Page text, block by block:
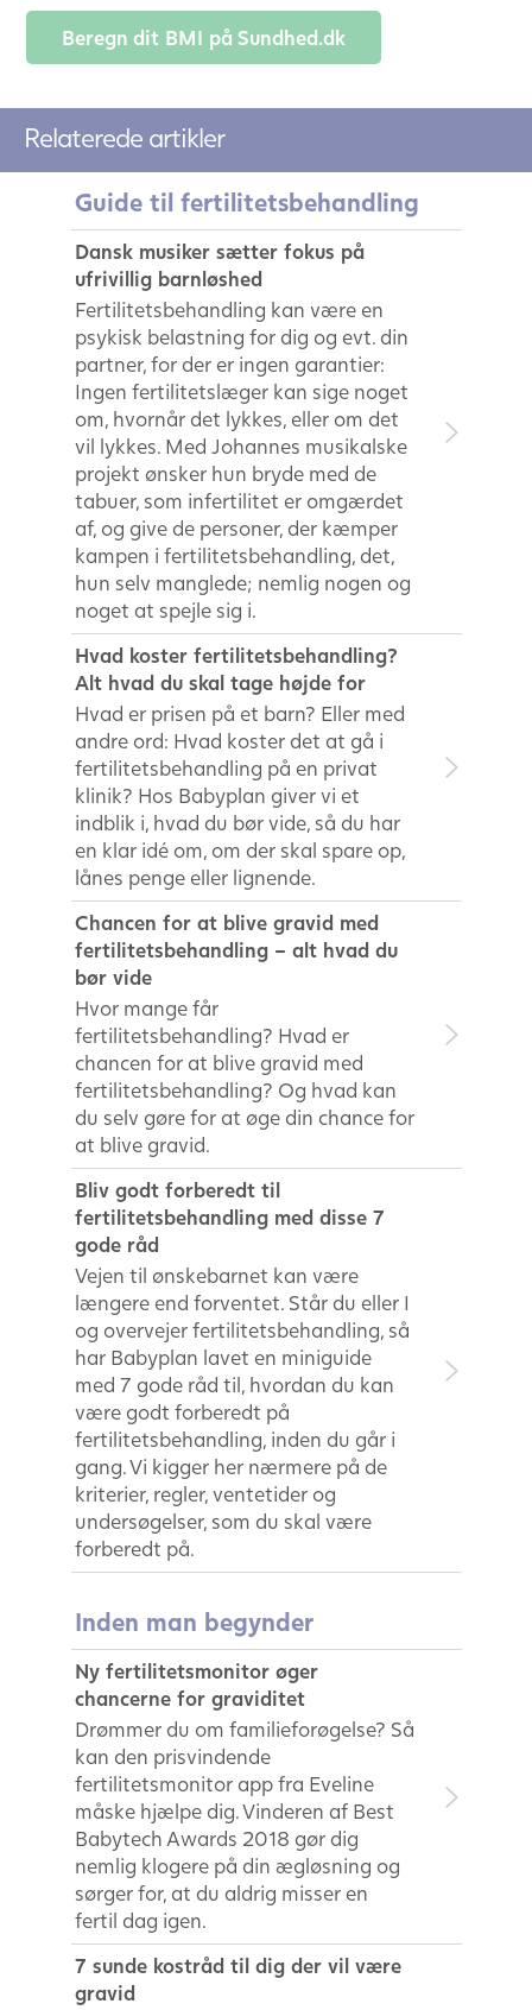
Beregn dit BMI på Sundhed.d​k​
Relaterede artikler
Guide til fertilitetsbehandling
Dansk musiker sætter fokus på
ufrivillig barnløshed
Fertilitetsbehandling kan være en
psykisk belastning for dig og evt. din
partner, for der er ingen garantier:
Ingen fertilitetslæger kan sige noget
om, hvornår det lykkes, eller om det
vil lykkes. Med Johannes musikalske
projekt ønsker hun bryde med de
tabuer, som infertilitet er omgærdet
af, og give de personer, der kæmper
kampen i fertilitetsbehandling, det,
hun selv manglede; nemlig nogen og
noget at spejle sig i.
Hvad koster fertilitetsbehandling?
Alt hvad du skal tage højde for
Hvad er prisen på et barn? Eller med
andre ord: Hvad koster det at gå i
fertilitetsbehandling på en privat
klinik? Hos Babyplan giver vi et
indblik i, hvad du bør vide, så du har
en klar idé om, om der skal spare op,
lånes penge eller lignende.
Chancen for at blive gravid med
fertilitetsbehandling – alt hvad du
bør vide
Hvor mange får
fertilitetsbehandling? Hvad er
chancen for at blive gravid med
fertilitetsbehandling? Og hvad kan
du selv gøre for at øge din chance for
at blive gravid.
Bliv godt forberedt til
fertilitetsbehandling med disse 7
gode råd
Vejen til ønskebarnet kan være
længere end forventet. Står du eller I
og overvejer fertilitetsbehandling, så
har Babyplan lavet en miniguide
med 7 gode råd til, hvordan du kan
være godt forberedt på
fertilitetsbehandling, inden du går i
gang. Vi kigger her nærmere på de
kriterier, regler, ventetider og
undersøgelser, som du skal være
forberedt på.
Inden man begynder
Ny fertilitetsmonitor øger
chancerne for graviditet
Drømmer du om familieforøgelse? Så
kan den prisvindende
fertilitetsmonitor app fra Eveline
måske hjælpe dig. Vinderen af Best
Babytech Awards 2018 gør dig
nemlig klogere på din ægløsning og
sørger for, at du aldrig misser en
fertil dag igen.
7 sunde kostråd til dig der vil være
gravid